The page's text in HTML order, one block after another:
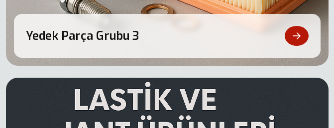
Yedek Parça Grubu 3